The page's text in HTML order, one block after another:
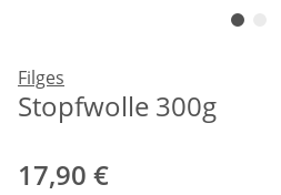
Filges
Stopfwolle 300g
17,90 €